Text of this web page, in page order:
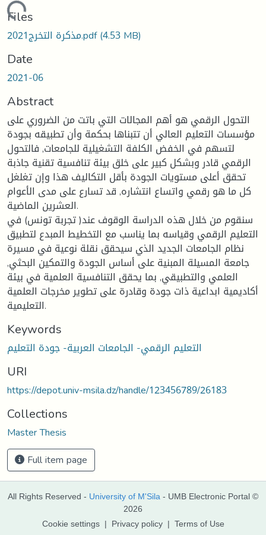
Loading...
Files
مذكرة التخرج2021.pdf(4.53 MB)
Date
2021-06
Abstract
التحول الرقمي هو أهم المجالات التي باتت من الضروري على
مؤسسات التعليم العالي أن تتبناها بحكمة وأن تطبيقه بجودة
لتسهم في الخفض الكلفة التشغيلية للجامعات, فالتحول
الرقمي قادر وبشكل كبير على خلق بيئة تنافسية تقنية جاذبة
تحقق أعلى مستويات الجودة بأقل التكاليف هذا وإن تغلغل
كل ما هو رقمي واتساع انتشاره, قد تسارع على مدى الأعوام
العشرين الماضية.
سنقوم من خلال هذه الدراسة الوقوف عند( تجربة تونس) في
التعليم الرقمي وقياسه بما يناسب مع التخطيط المبدع لتطبيق
نظام الجامعات الجديد الذي سيحقق نقلة نوعية في مسيرة
جامعة المسيلة المبنية على أساس الجودة والتمكين البحثي,
العلمي والتطبيقي, بما يحقق التنافسية العلمية في بيئة
أكاديمية ابداعية ذات جودة وقادرة على تطوير مخرجات العلمية
التعليمية.
Keywords
التعليم الرقمي- الجامعات العربية- جودة التعليم
URI
https://depot.univ-msila.dz/handle/123456789/26183
Collections
Master Thesis
Full item page
All Rights Reserved - University of M'Sila - UMB Electronic Portal ©
2026
Cookie settings | Privacy policy | Terms of Use